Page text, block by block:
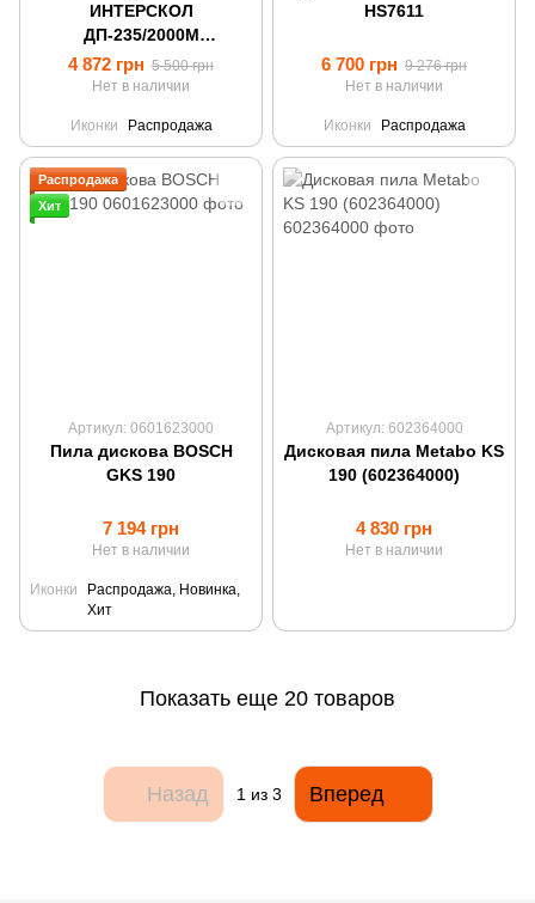
ИНТЕРСКОЛ
ДП-235/2000М
(235мм/2кВт)
4 872 грн 5 500 грн
Нет в наличии
Иконки Распродажа
HS7611
6 700 грн 9 276 грн
Нет в наличии
Иконки Распродажа
Распродажа
Хит
Артикул: 0601623000
Пила дискова BOSCH
GKS 190
7 194 грн
Нет в наличии
Иконки
Распродажа, Новинка,
Хит
Артикул: 602364000
Дисковая пила Metabo KS
190 (602364000)
4 830 грн
Нет в наличии
Показать еще 20 товаров
Назад 1 из 3 Вперед